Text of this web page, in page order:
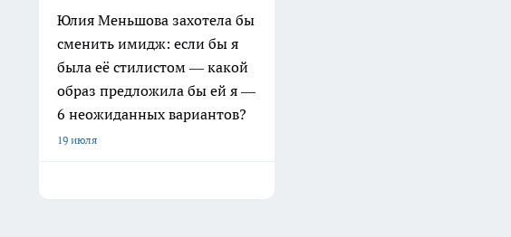
Юлия Меньшова захотела бы
сменить имидж: если бы я
была её стилистом — какой
образ предложила бы ей я —
6 неожиданных вариантов?
19 июля